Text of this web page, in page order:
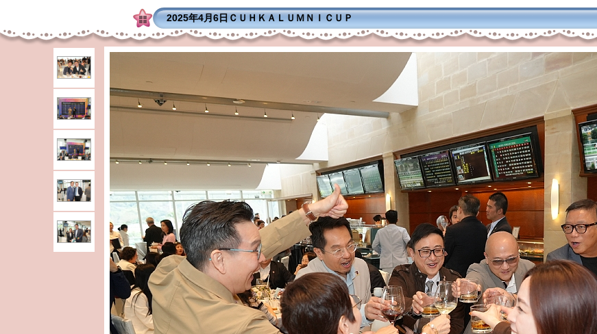
2025年4月6日ＣＵＨＫＡＬＵＭＮＩＣＵＰ